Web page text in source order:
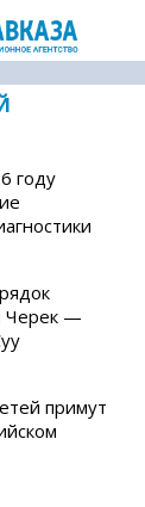
году
Черек —
примут